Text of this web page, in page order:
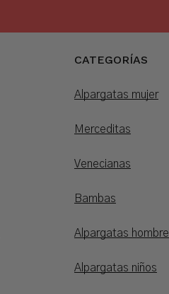
CATEGORÍAS
Alpargatas mujer
Merceditas
Venecianas
Bambas
Alpargatas hombre
Alpargatas niños